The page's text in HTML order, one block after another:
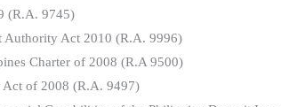
(R.A. 9745)
Authority Act 2010 (R.A. 9996)
Charter of 2008 (R.A 9500)
of 2008 (R.A. 9497)